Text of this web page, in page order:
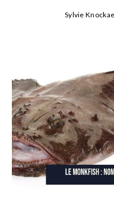
Sylvie